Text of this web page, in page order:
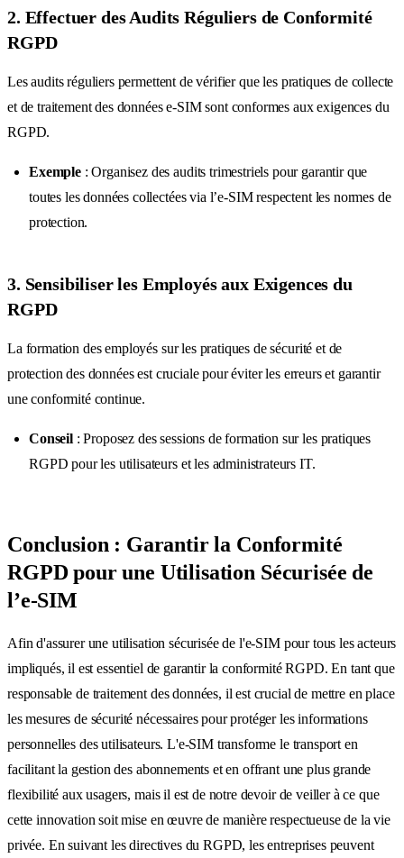
2. Effectuer des Audits Réguliers de Conformité
RGPD
Les audits réguliers permettent de vérifier que les pratiques de collecte
et de traitement des données e-SIM sont conformes aux exigences du
RGPD.
Exemple: Organisez des audits trimestriels pour garantir que
toutes les données collectées via l’e-SIM respectent les normes de
protection.
3. Sensibiliser les Employés aux Exigences du
RGPD
La formation des employés sur les pratiques de sécurité et de
protection des données est cruciale pour éviter les erreurs et garantir
une conformité continue.
Conseil: Proposez des sessions de formation sur les pratiques
RGPD pour les utilisateurs et les administrateurs IT.
Conclusion : Garantir la Conformité
RGPD pour une Utilisation Sécurisée de
l’e-SIM
Afin d'assurer une utilisation sécurisée de l'e-SIM pour tous les acteurs
impliqués, il est essentiel de garantir la conformité RGPD. En tant que
responsable de traitement des données, il est crucial de mettre en place
les mesures de sécurité nécessaires pour protéger les informations
personnelles des utilisateurs. L'e-SIM transforme le transport en
facilitant la gestion des abonnements et en offrant une plus grande
flexibilité aux usagers, mais il est de notre devoir de veiller à ce que
cette innovation soit mise en œuvre de manière respectueuse de la vie
privée. En suivant les directives du RGPD, les entreprises peuvent